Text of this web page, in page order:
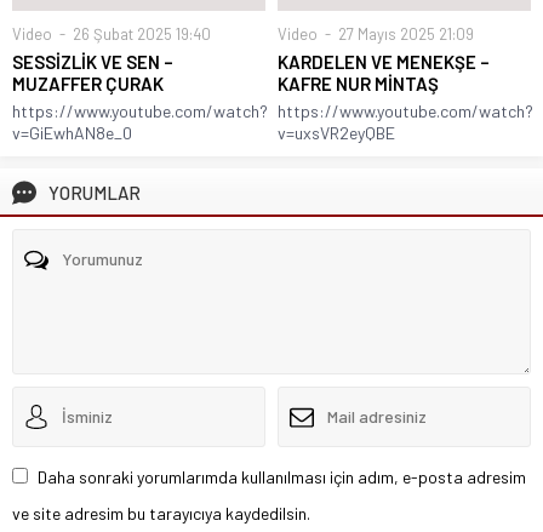
Video 26 Şubat 2025 19:40
SESSİZLİK VE SEN –
MUZAFFER ÇURAK
https://www.youtube.com/watch?
v=GiEwhAN8e_0
Video 27 Mayıs 2025 21:09
KARDELEN VE MENEKŞE –
KAFRE NUR MİNTAŞ
https://www.youtube.com/watch?
v=uxsVR2eyQBE
YORUMLAR
Daha sonraki yorumlarımda kullanılması için adım, e-posta adresim
ve site adresim bu tarayıcıya kaydedilsin.